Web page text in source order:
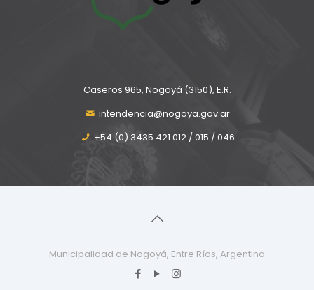
Caseros 965, Nogoyá (3150), E.R.
intendencia@nogoya.gov.ar
+54 (0) 3435 421 012 / 015 / 046
Municipalidad de Nogoyá, Entre Ríos, Argentina